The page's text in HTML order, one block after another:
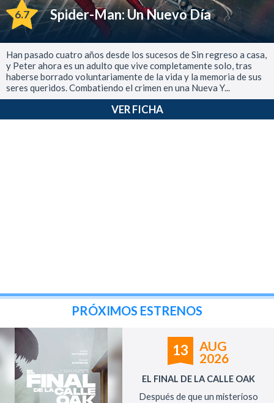
6.7 Spider-Man: Un Nuevo Día
Han pasado cuatro años desde los sucesos de Sin regreso a casa,
y Peter ahora es un adulto que vive completamente solo, tras
haberse borrado voluntariamente de la vida y la memoria de sus
seres queridos. Combatiendo el crimen en una Nueva Y...
VER FICHA
PRÓXIMOS ESTRENOS
13
AUG
2026
EL FINAL DE LA CALLE OAK
Después de que un misterioso